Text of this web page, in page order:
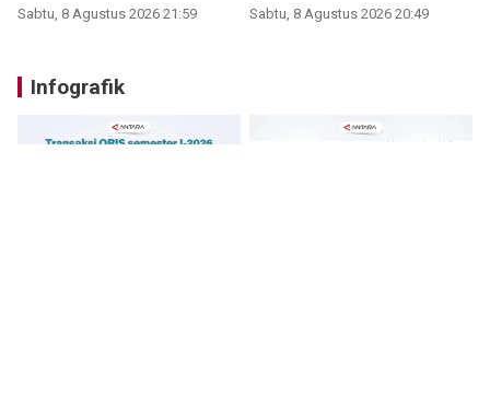
Sabtu, 8 Agustus 2026 21:59 Sabtu, 8 Agustus 2026 20:49
Infografik